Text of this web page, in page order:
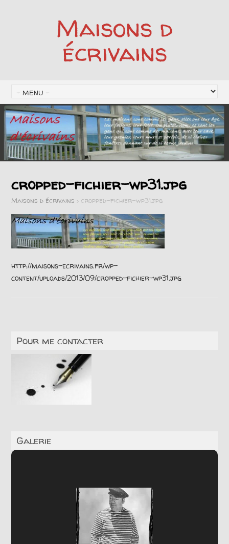
Maisons d
écrivains
cropped-fichier-wp31.jpg
Maisons d écrivains >cropped-fichier-wp31.jpg
http://maisons-ecrivains.fr/wp-
content/uploads/2013/09/cropped-fichier-wp31.jpg
Pour me contacter
Galerie